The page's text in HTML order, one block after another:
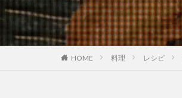
HOME 料理 レシピ